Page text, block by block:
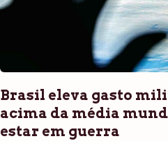
Brasil eleva gasto
acima da média
estar em guerra